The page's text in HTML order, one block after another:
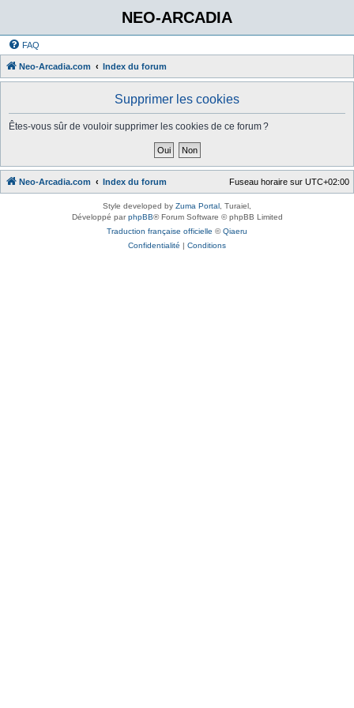
NEO-ARCADIA
FAQ
Neo-Arcadia.com Index du forum
Supprimer les cookies
Êtes-vous sûr de vouloir supprimer les cookies de ce forum ?
Neo-Arcadia.com Index du forum Fuseau horaire sur UTC+02:00
Style developed by Zuma Portal , Turaiel,
Développé parphpBB® Forum Software © phpBB Limited
Traduction française officielle ©Qiaeru
Confidentialité | Conditions